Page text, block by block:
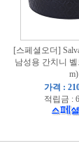
[스페셜오더]
남성용 간치니
m)
가격 :
적립금 :